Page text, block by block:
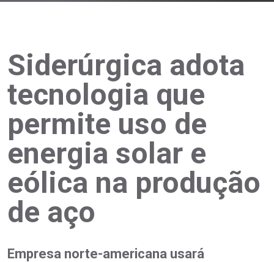
Siderúrgica adota
tecnologia que
permite uso de
energia solar e
eólica na produção
de aço
Empresa norte-americana usará